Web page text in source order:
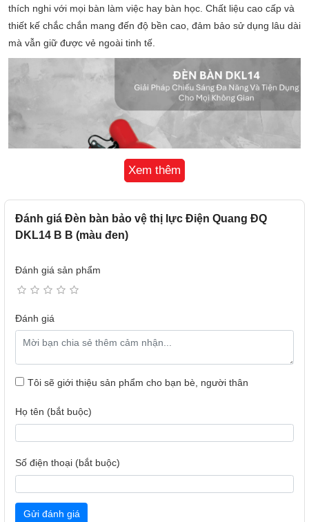
thích nghi với mọi bàn làm việc hay bàn học. Chất liệu cao cấp và
thiết kế chắc chắn mang đến độ bền cao, đảm bảo sử dụng lâu dài
mà vẫn giữ được vẻ ngoài tinh tế.
Công nghệ chiếu sáng bảo vệ thị lực
Được trang bị công nghệ LED tiên tiến, Đèn Để Bàn Chống
nhấp nháy, giúp giảm thiểu tình trạng mỏi mắt khi sử dụng trong
xấu của ánh sáng xanh và duy trì sức khỏe thị lực tốt.
Xem thêm
Đánh giá Đèn bàn bảo vệ thị lực Điện Quang ĐQ
DKL14 B B (màu đen)
Đánh giá sản phẩm
Đánh giá
Tôi sẽ giới thiệu sản phẩm cho bạn bè, người thân
Họ tên (bắt buộc)
Số điện thoại (bắt buộc)
Gửi đánh giá